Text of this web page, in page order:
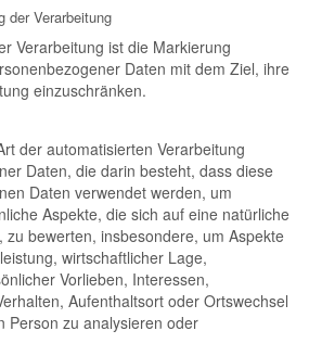
Verarbeitung
Verarbeitung ist die Markierung
Daten mit dem Ziel, ihre
einzuschränken.
der automatisierten Verarbeitung
Daten, die darin besteht, dass diese
Daten verwendet werden, um
Aspekte, die sich auf eine natürliche
zu bewerten, insbesondere, um Aspekte
wirtschaftlicher Lage,
Vorlieben, Interessen,
Aufenthaltsort oder Ortswechsel
Person zu analysieren oder